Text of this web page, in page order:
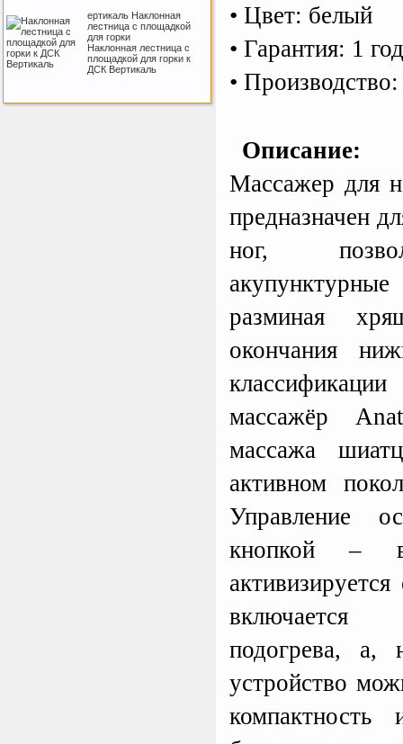
• Цвет: белый
• Гарантия: 1 год
•
Описание:
Массажер для
предназначен
ног,
разминая
окончания
массажёр
массажа
активном
Управление
кнопкой –
включается
подогрева, а,
устройство
Как заставить женщину
заниматся спортом?
ертикаль Наклонная
лестница с площадкой
для горки
Наклонная лестница с
площадкой для горки к
ДСК Вертикаль